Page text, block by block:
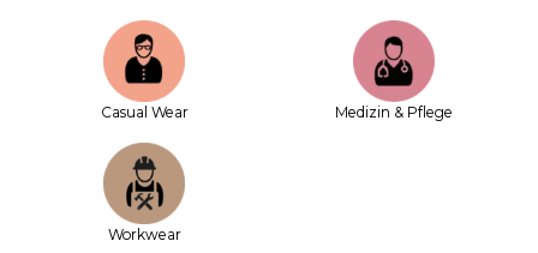
Casual Wear Medizin & Pflege
Workwear